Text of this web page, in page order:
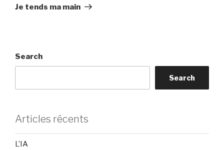
Post
Je tends ma main
Search
Search
Articles récents
L’IA